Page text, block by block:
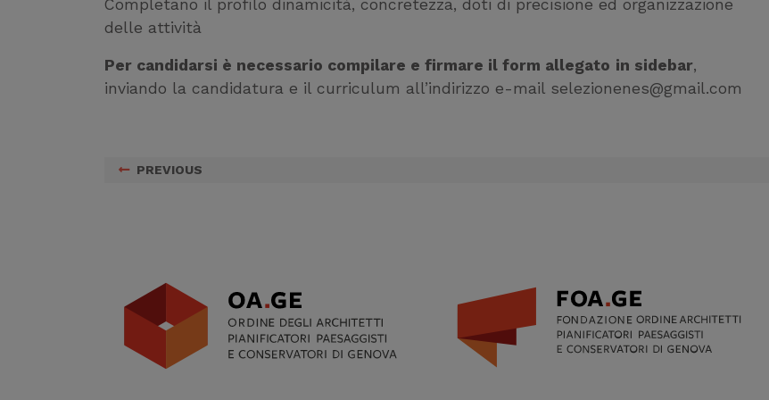
Completano il profilo dinamicità, concretezza, doti di precisione ed organizzazione
delle attività
Per candidarsi è necessario compilare e firmare il form allegato in sidebar,
inviando la candidatura e il curriculum all’indirizzo e-mail selezionenes@gmail.com
PREVIOUS